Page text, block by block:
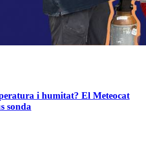
i humitat? El Meteocat
sonda